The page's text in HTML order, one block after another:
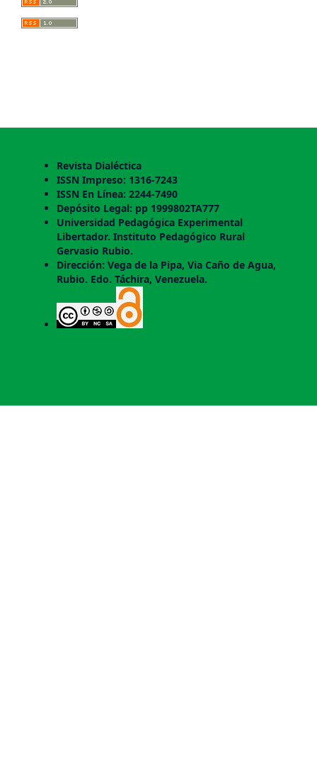
Revista Dialéctica
ISSN Impreso: 1316-7243
ISSN En Línea: 2244-7490
Depósito Legal: pp 1999802TA777
Universidad Pedagógica Experimental
Libertador. Instituto Pedagógico Rural
Gervasio Rubio.
Dirección: Vega de la Pipa, Via Caño de Agua,
Rubio. Edo. Táchira, Venezuela.